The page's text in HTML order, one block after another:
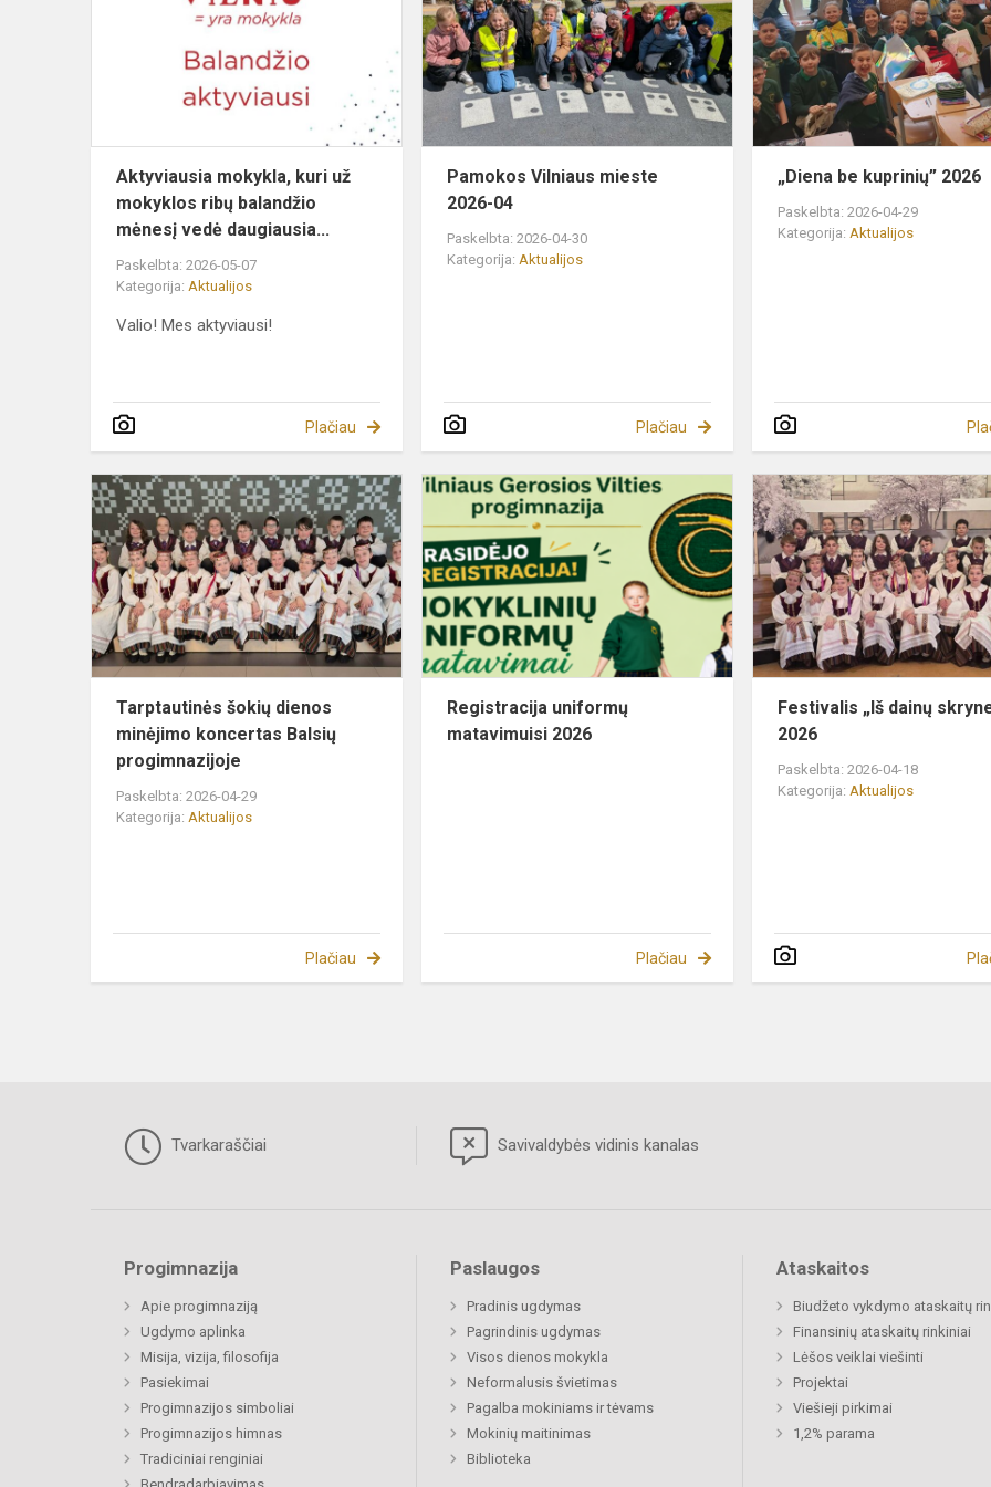
kuri
mokyklos
ribų
balandžio
mėnesį...
Aktyviausia mokykla, kuri už
mokyklos ribų balandžio
mėnesį vedė daugiausia...
Paskelbta: 2026-05-07
Kategorija: Aktualijos
Valio! Mes aktyviausi!
Plačiau
mieste
2026-
04
Pamokos Vilniaus mieste
2026-04
Paskelbta: 2026-04-30
Kategorija:Aktualijos
Plačiau
„Diena be kuprinių” 2026
Paskelbta: 2026-04-29
Kategorija:Aktualijos
Tarptautinės
dienos
minėjimo
koncertas
Balsių
progimn...
Tarptautinės šokių dienos
minėjimo koncertas Balsių
progimnazijoje
Paskelbta: 2026-04-29
Kategorija: Aktualijos
Plačiau
Registracija
uniformų
matavimuisi
2026
Registracija uniformų
matavimuisi 2026
Plačiau
Festivalis „Iš dainų
2026
Paskelbta: 2026-04-18
Kategorija:Aktualijos
Tvarkaraščiai Savivaldybės vidinis kanalas
Progimnazija
Apie progimnaziją
Ugdymo aplinka
Misija, vizija, filosofija
Pasiekimai
Progimnazijos simboliai
Progimnazijos himnas
Tradiciniai renginiai
Paslaugos
Pradinis ugdymas
Pagrindinis ugdymas
Visos dienos mokykla
Neformalusis švietimas
Pagalba mokiniams ir tėvams
Mokinių maitinimas
Biblioteka
Ataskaitos
Biudžeto vykdymo ataskaitų
Finansinių ataskaitų rinkiniai
Lėšos veiklai viešinti
Projektai
Viešieji pirkimai
1,2% parama